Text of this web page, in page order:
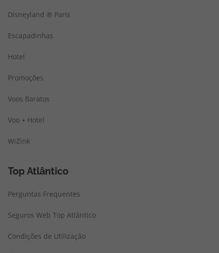
Disneyland ® Paris
Escapadinhas
Hotel
Promoções
Voos Baratos
Voo + Hotel
WiZink
Top Atlântico
Perguntas Frequentes
Seguros Web Top Atlântico
Condições de Utilização